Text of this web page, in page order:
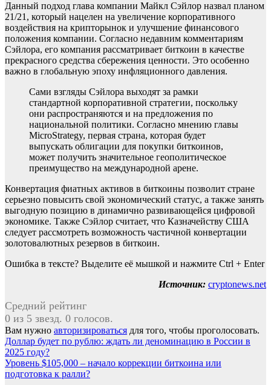
Данный подход глава компании Майкл Сэйлор назвал планом
21/21, который нацелен на увеличение корпоративного
воздействия на крипторынок и улучшение финансового
положения компании. Согласно недавним комментариям
Сэйлора, его компания рассматривает биткоин в качестве
прекрасного средства сбережения ценности. Это особенно
важно в глобальную эпоху инфляционного давления.
Сами взгляды Сэйлора выходят за рамки
стандартной корпоративной стратегии, поскольку
они распространяются и на предложения по
национальной политики. Согласно мнению главы
MicroStrategy, первая страна, которая будет
выпускать облигации для покупки биткоинов,
может получить значительное геополитическое
преимущество на международной арене.
Конвертация фиатных активов в биткоины позволит стране
серьезно повысить свой экономический статус, а также занять
выгодную позицию в динамично развивающейся цифровой
экономике. Также Сэйлор считает, что Казначейству США
следует рассмотреть возможность частичной конвертации
золотовалютных резервов в биткоин.
Ошибка в тексте? Выделите её мышкой и нажмите Ctrl + Enter
Источник: cryptonews.net
Средний рейтинг
0 из 5 звезд. 0 голосов.
Вам нужно авторизироваться для того, чтобы проголосовать.
Навигация
по
записям
Доллар будет по рублю: ждать ли деноминацию в России в
2025 году?
Уровень $105,000 – начало коррекции биткоина или
подготовка к ралли?